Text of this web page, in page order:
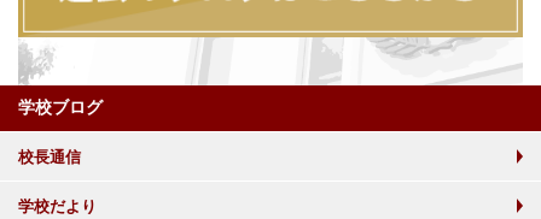
学校ブログ
校長通信
学校だより